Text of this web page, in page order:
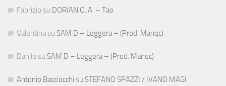
Fabrizio su DORIAN O. A. – Tao
Valentina su SAM D – Leggera – (Prod. Manqc)
Danilo su SAM D – Leggera – (Prod. Manqc)
Antonio Bacciocchi su STEFANO SPAZZI / IVANO MAGI